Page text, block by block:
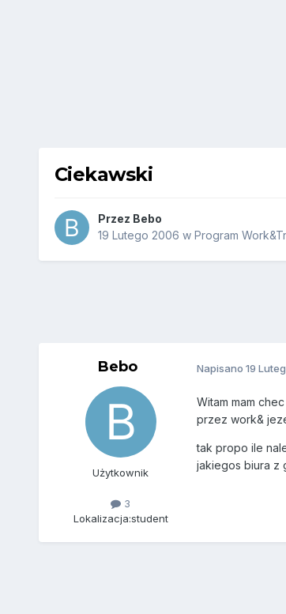
Ciekawski
Przez Bebo
19 Lutego 2006 w Program
Bebo
Użytkownik
3
Lokalizacja:student
Napisano 19
Witam mam
przez work&
tak propo ile
jakiegos biura z